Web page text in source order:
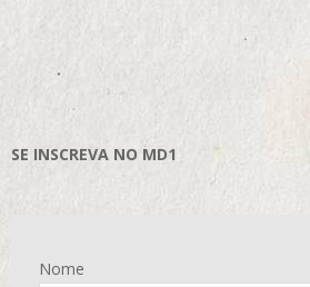
SE INSCREVA NO MD1
Nome